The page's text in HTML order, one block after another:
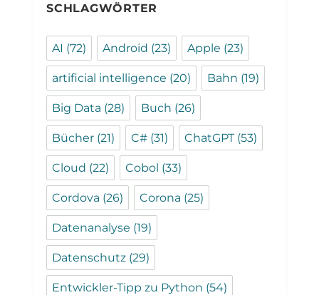
SCHLAGWÖRTER
AI (72) Android (23) Apple (23)
artificial intelligence (20) Bahn (19)
Big Data (28) Buch (26)
Bücher (21) C# (31) ChatGPT(53)
Cloud (22) Cobol (33)
Cordova (26) Corona (25)
Datenanalyse (19)
Datenschutz (29)
Entwickler-Tipp zu Python (54)